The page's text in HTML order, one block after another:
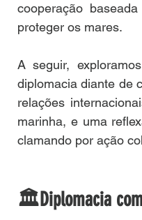
cooperação
proteger os mares.
A seguir,
diplomacia diante de
relações
marinha, e uma
clamando por ação
🏛️Diplomacia